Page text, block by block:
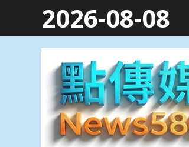
2026-08-08